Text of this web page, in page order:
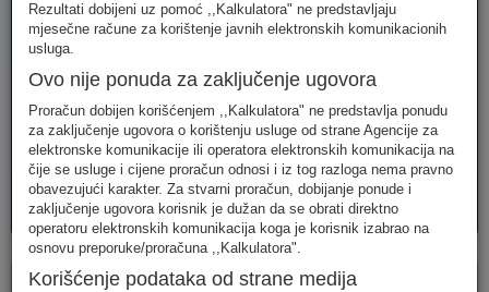
FIKSNA MOBILNA INTERNET
AVM
usluge
PAKETI
usluga
Fiksna telefonija
Rezultati dobijeni uz pomoć ,,Kalkulatora" ne predstavljaju
mjesečne račune za korištenje javnih elektronskih komunikacionih
usluga.
Ovo nije ponuda za zaključenje ugovora
Proračun dobijen korišćenjem ,,Kalkulatora" ne predstavlja ponudu
za zaključenje ugovora o korištenju usluge od strane Agencije za
elektronske komunikacije ili operatora elektronskih komunikacija na
čije se usluge i cijene proračun odnosi i iz tog razloga nema pravno
obavezujući karakter. Za stvarni proračun, dobijanje ponude i
zaključenje ugovora korisnik je dužan da se obrati direktno
operatoru elektronskih komunikacija koga je korisnik izabrao na
osnovu preporuke/proračuna ,,Kalkulatora".
Korišćenje podataka od strane medija